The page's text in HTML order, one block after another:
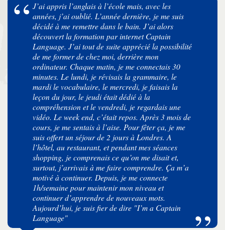
J’ai appris l’anglais à l’école mais, avec les
années, j’ai oublié. L’année dernière, je me suis
décidé à me remettre dans le bain. J’ai alors
découvert la formation par internet Captain
Language. J’ai tout de suite apprécié la possibilité
de me former de chez moi, derrière mon
ordinateur. Chaque matin, je me connectais 30
minutes. Le lundi, je révisais la grammaire, le
mardi le vocabulaire, le mercredi, je faisais la
leçon du jour, le jeudi était dédié à la
compréhension et le vendredi, je regardais une
vidéo. Le week end, c’était repos. Après 3 mois de
cours, je me sentais à l’aise. Pour fêter ça, je me
suis offert un séjour de 2 jours à Londres. A
l’hôtel, au restaurant, et pendant mes séances
shopping, je comprenais ce qu’on me disait et,
surtout, j’arrivais à me faire comprendre. Ça m’a
motivé à continuer. Depuis, je me connecte
1h/semaine pour maintenir mon niveau et
continuer d’apprendre de nouveaux mots.
Aujourd’hui, je suis fier de dire "I’m a Captain
Language"